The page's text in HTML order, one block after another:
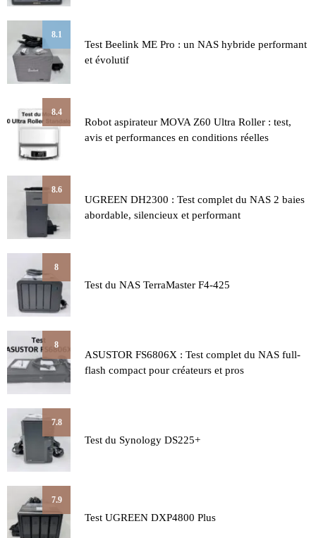
8.1
Test Beelink ME Pro : un NAS hybride performant
et évolutif
8.4
Robot aspirateur MOVA Z60 Ultra Roller : test,
avis et performances en conditions réelles
8.6
UGREEN DH2300 : Test complet du NAS 2 baies
abordable, silencieux et performant
8
Test du NAS TerraMaster F4-425
8
ASUSTOR FS6806X : Test complet du NAS full-
flash compact pour créateurs et pros
7.8
Test du Synology DS225+
7.9
Test UGREEN DXP4800 Plus